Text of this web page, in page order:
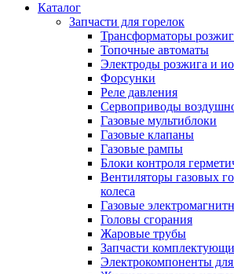
Каталог
Запчасти для горелок
Трансформаторы
Топочные автоматы
Электроды розжига и
Форсунки
Реле давления
Сервоприводы
Газовые мультиблоки
Газовые клапаны
Газовые рампы
Блоки контроля
Вентиляторы газовых
колеса
Газовые
Головы сгорания
Жаровые трубы
Запчасти
Электрокомпоненты